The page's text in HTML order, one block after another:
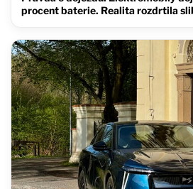
procent baterie. Realita rozdrtila